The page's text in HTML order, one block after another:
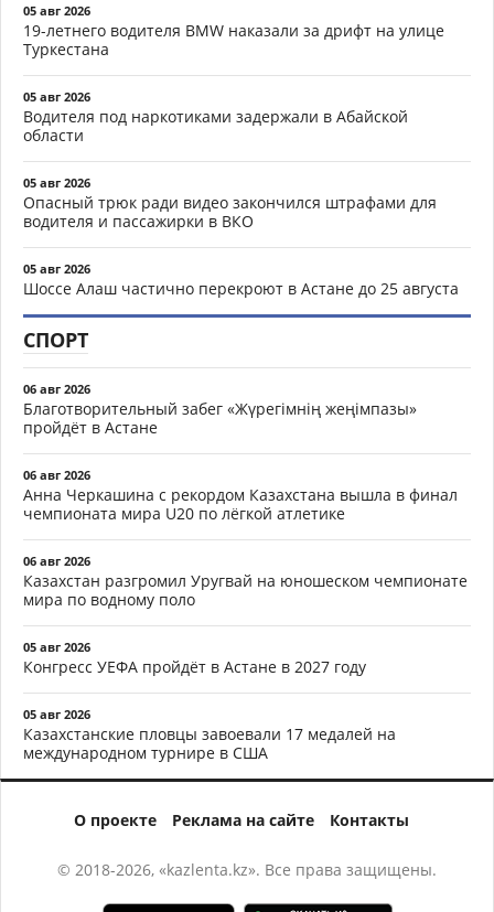
05 авг 2026
19-летнего водителя BMW наказали за дрифт на улице
Туркестана
05 авг 2026
Водителя под наркотиками задержали в Абайской
области
05 авг 2026
Опасный трюк ради видео закончился штрафами для
водителя и пассажирки в ВКО
05 авг 2026
Шоссе Алаш частично перекроют в Астане до 25 августа
СПОРТ
06 авг 2026
Благотворительный забег «Жүрегімнің жеңімпазы»
пройдёт в Астане
06 авг 2026
Анна Черкашина с рекордом Казахстана вышла в финал
чемпионата мира U20 по лёгкой атлетике
06 авг 2026
Казахстан разгромил Уругвай на юношеском чемпионате
мира по водному поло
05 авг 2026
Конгресс УЕФА пройдёт в Астане в 2027 году
05 авг 2026
Казахстанские пловцы завоевали 17 медалей на
международном турнире в США
О проекте Реклама на сайте Контакты
© 2018-2026, «kazlenta.kz». Все права защищены.